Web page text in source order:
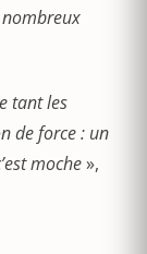
tant les
de force : un
moche»,